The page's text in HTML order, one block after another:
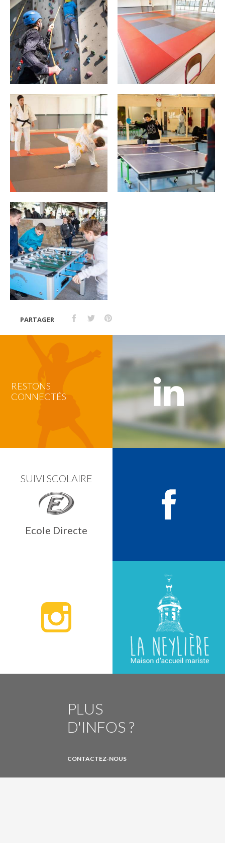
PARTAGER
RESTONS
CONNECTÉS
SUIVI SCOLAIRE
Ecole Directe
PLUS
D'INFOS ?
CONTACTEZ-NOUS